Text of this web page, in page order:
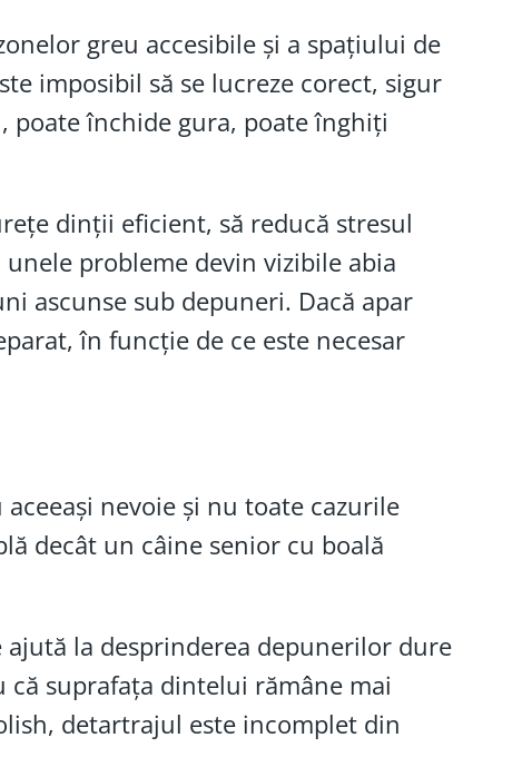
greu accesibile și a spațiului de
imposibil să se lucreze corect, sigur
poate închide gura, poate înghiți
dinții eficient, să reducă stresul
probleme devin vizibile abia
ascunse sub depuneri. Dacă apar
în funcție de ce este necesar
nevoie și nu toate cazurile
decât un câine senior cu boală
la desprinderea depunerilor dure
suprafața dintelui rămâne mai
detartrajul este incomplet din